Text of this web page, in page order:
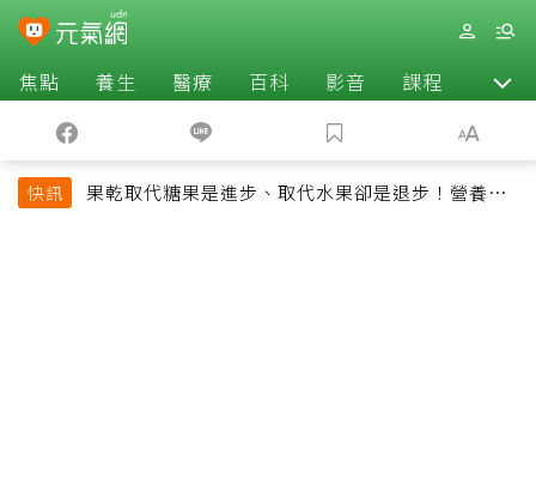
焦點 養生 醫療 百科 影音 課程 退休
快訊
果乾取代糖果是進步、取代水果卻是退步！營養師